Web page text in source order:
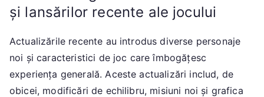
și lansărilor recente ale jocului
Actualizările recente au introdus diverse personaje
noi și caracteristici de joc care îmbogățesc
experiența generală. Aceste actualizări includ, de
obicei, modificări de echilibru, misiuni noi și grafica